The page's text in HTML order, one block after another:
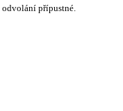
odvolání přípustné.